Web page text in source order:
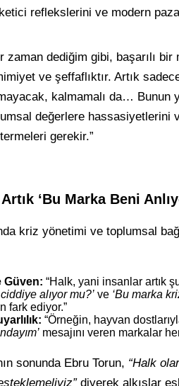
reflekslerini ve modern
zaman dediğim gibi, başarılı
ve şeffaflıktır. Artık
kalmamalı da… Bunun
değerlere hassasiyetlerini
gerekir.”
‘Bu Marka Beni
kriz yönetimi ve toplumsal
Güven: “Halk, yani insanlar artık
alıyor mu?’ ve ‘Bu marka
fark ediyor.”
“Örneğin, hayvan
mesajını veren markalar
sonunda Ebru Torun, “Halk
diyerek alkışlar